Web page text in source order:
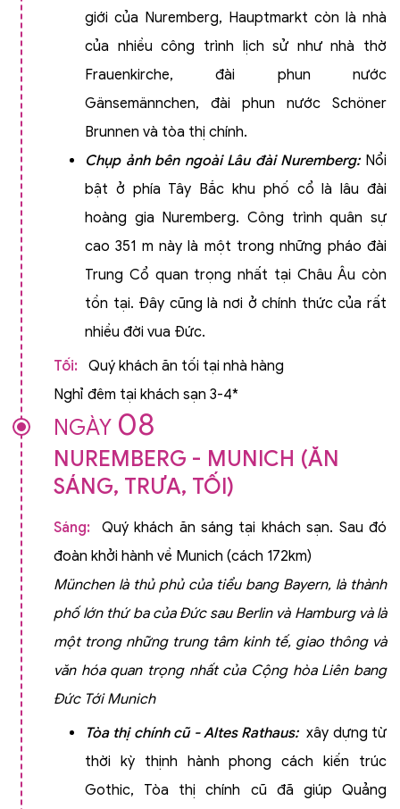
giới của Nuremberg, Hauptmarkt còn là nhà
của nhiều công trình lịch sử như nhà thờ
Frauenkirche, đài phun nước
Gänsemännchen, đài phun nước Schöner
Brunnen và tòa thị chính.
Chụp ảnh bên ngoài Lâu đài Nuremberg: Nổi
bật ở phía Tây Bắc khu phố cổ là lâu đài
hoàng gia Nuremberg. Công trình quân sự
cao 351 m này là một trong những pháo đài
Trung Cổ quan trọng nhất tại Châu Âu còn
tồn tại. Đây cũng là nơi ở chính thức của rất
nhiều đời vua Đức.
Tối: Quý khách ăn tối tại nhà hàng
Nghỉ đêm tại khách sạn 3-4*
NGÀY 08
NUREMBERG - MUNICH (ĂN
SÁNG, TRƯA, TỐI)
Sáng: Quý khách ăn sáng tại khách sạn. Sau đó
đoàn khởi hành về Munich (cách 172km)
München là thủ phủ của tiểu bang Bayern, là thành
phố lớn thứ ba của Đức sau Berlin và Hamburg và là
một trong những trung tâm kinh tế, giao thông và
văn hóa quan trọng nhất của Cộng hòa Liên bang
Đức Tới Munich
Tòa thị chính cũ - Altes Rathaus:xây dựng từ
thời kỳ thịnh hành phong cách kiến trúc
Gothic, Tòa thị chính cũ đã giúp Quảng